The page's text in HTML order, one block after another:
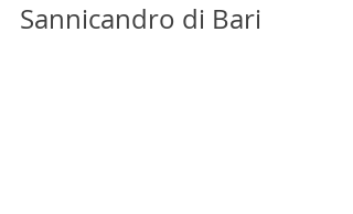
Sannicandro di Bari